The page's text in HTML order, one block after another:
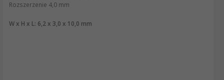
Rozszerzenie 4,0 mm
W x H x L: 6,2 x 3,0 x 10,0 mm